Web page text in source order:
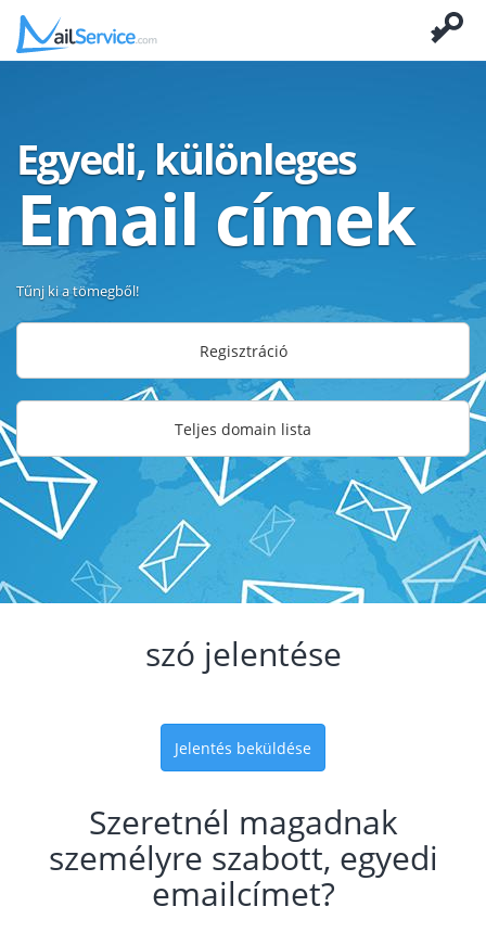
Egyedi, különleges
Email címek
Tűnj ki a tömegből!
Regisztráció
Teljes domain lista
szó jelentése
Jelentés beküldése
Szeretnél magadnak
személyre szabott, egyedi
emailcímet?